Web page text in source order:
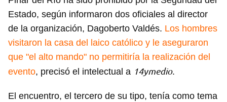
Estado, según informaron dos oficiales al director
de la organización, Dagoberto Valdés. Los hombres
visitaron la casa del laico católico y le aseguraron
que "el alto mando" no permitiría la realización del
evento, precisó el intelectual a 14ymedio.
El encuentro, el tercero de su tipo, tenía como tema